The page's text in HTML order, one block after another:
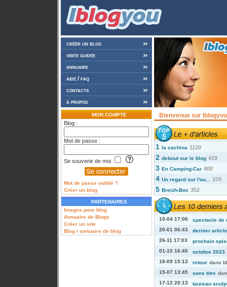
créer un blog
visite guidée
annuaire
aide / faq
contacts
à propos
MON COMPTE
Blog :
Mot de passe :
Se souvenir de moi
Mot de passe oublié ?
Créer un blog
PARTENAIRES
Images pour blog
Annuaire de Blogs
Créer un site
Blog / annuaire de blog
Bienvenue sur
1 la cachina 1120
2 debout sur le blog 419
3 En Camping-Car 400
4 Un regard sur l'ou... 370
5 Breizh-Box 352
10-04 17:06
spectacle de
20-01 06:43
dernier
26-11 17:03
prochain
01-10 16:40
octobre 2023
18-09 15:13
retour dans
15-07 13:45
sans titre
17-12 20:13
taureau